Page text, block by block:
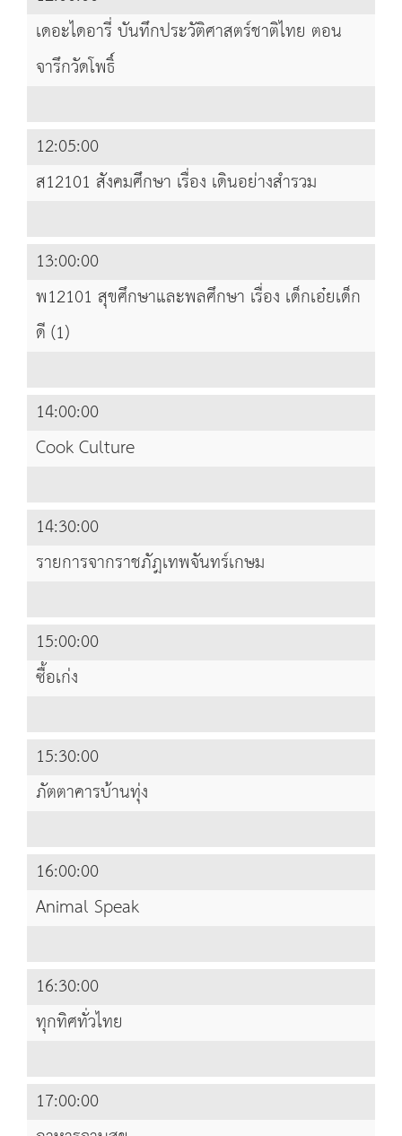
เดอะไดอารี่ บันทึกประวัติศาสตร์ชาติไทย ตอน
จารึกวัดโพธิ์
12:05:00
ส12101 สังคมศึกษา เรื่อง เดินอย่างสำรวม
13:00:00
พ12101 สุขศึกษาและพลศึกษา เรื่อง เด็กเอ๋ยเด็ก
ดี (1)
14:00:00
Cook Culture
14:30:00
รายการจากราชภัฎเทพจันทร์เกษม
15:00:00
ซื้อเก่ง
15:30:00
ภัตตาคารบ้านทุ่ง
16:00:00
Animal Speak
16:30:00
ทุกทิศทั่วไทย
17:00:00